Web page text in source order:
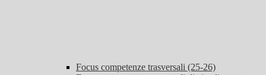
Focus competenze trasversali (25-26)